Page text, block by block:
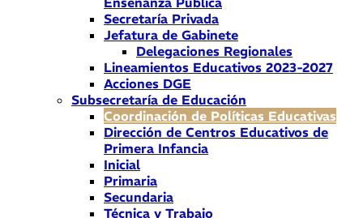
Secretaría Privada
Jefatura de Gabinete
Delegaciones Regionales
Lineamientos Educativos 2023-2027
Acciones DGE
Subsecretaría de Educación
Coordinación de Políticas Educativas
Dirección de Centros Educativos de
Primera Infancia
Inicial
Primaria
Secundaria
Técnica y Trabajo